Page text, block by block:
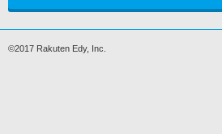
©2017 Rakuten Edy, Inc.